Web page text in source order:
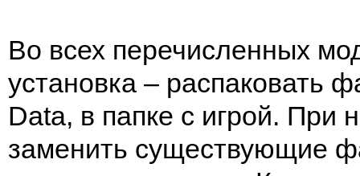
Во всех перечисленных
установка – распаковать
Data, в папке с игрой. При
заменить существующие